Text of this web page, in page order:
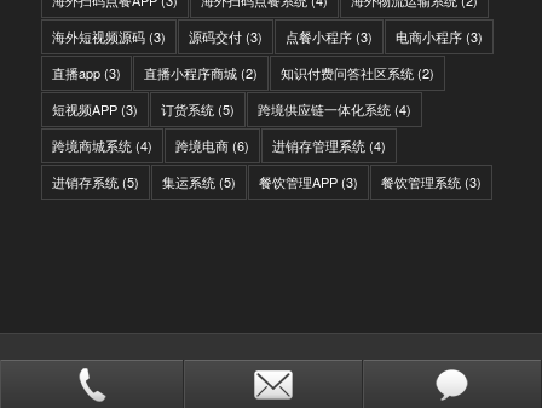
海外短视频源码(3) 源码交付(3) 点餐小程序(3) 电商小程序(3)
直播app(3) 直播小程序商城(2) 知识付费问答社区系统(2)
短视频APP(3) 订货系统(5) 跨境供应链一体化系统(4)
跨境商城系统(4) 跨境电商(6) 进销存管理系统(4)
进销存系统(5) 集运系统(5) 餐饮管理APP(3) 餐饮管理系统(3)
© Copyright - IITC网域信息-软件开发，国际快递转运系统，WMS海外仓系
统，会员系统，分销系统